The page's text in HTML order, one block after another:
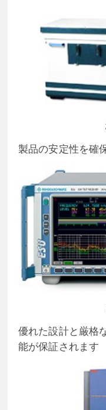
製品の安定性を確
優れた設計と厳格
能が保証されます